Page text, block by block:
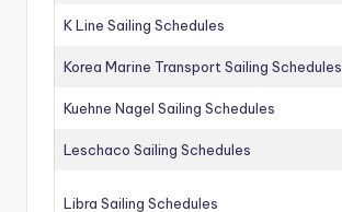
K Line Sailing Schedules
Korea Marine Transport Sailing Schedules
Kuehne Nagel Sailing Schedules
Leschaco Sailing Schedules
Libra Sailing Schedules